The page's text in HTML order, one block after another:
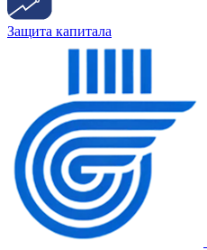
Защита капитала